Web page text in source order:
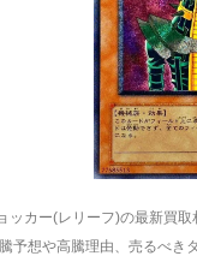
ッカー(レリーフ)の最新買
予想や高騰理由、売るべき